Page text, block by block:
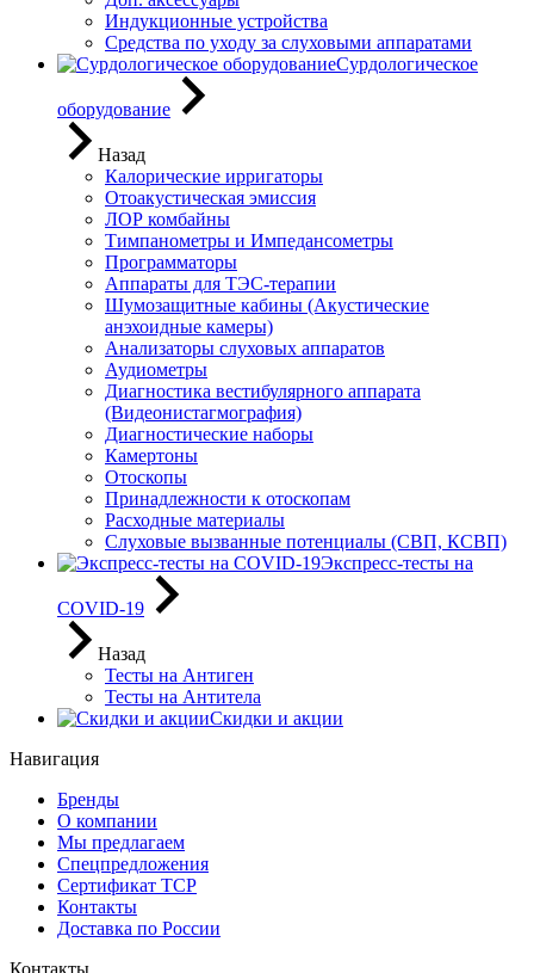
Индукционные устройства
Средства по уходу за слуховыми аппаратами
Сурдологическое
оборудование
Назад
Калорические ирригаторы
Отоакустическая эмиссия
ЛОР комбайны
Тимпанометры и Импедансометры
Программаторы
Аппараты для ТЭС-терапии
Шумозащитные кабины (Акустические
анэхоидные камеры)
Анализаторы слуховых аппаратов
Аудиометры
Диагностика вестибулярного аппарата
(Видеонистагмография)
Диагностические наборы
Камертоны
Отоскопы
Принадлежности к отоскопам
Расходные материалы
Слуховые вызванные потенциалы (СВП, КСВП)
Экспресс-тесты на
COVID-19
Назад
Тесты на Антиген
Тесты на Антитела
Скидки и акции
Навигация
Бренды
О компании
Мы предлагаем
Спецпредложения
Сертификат ТСР
Контакты
Доставка по России